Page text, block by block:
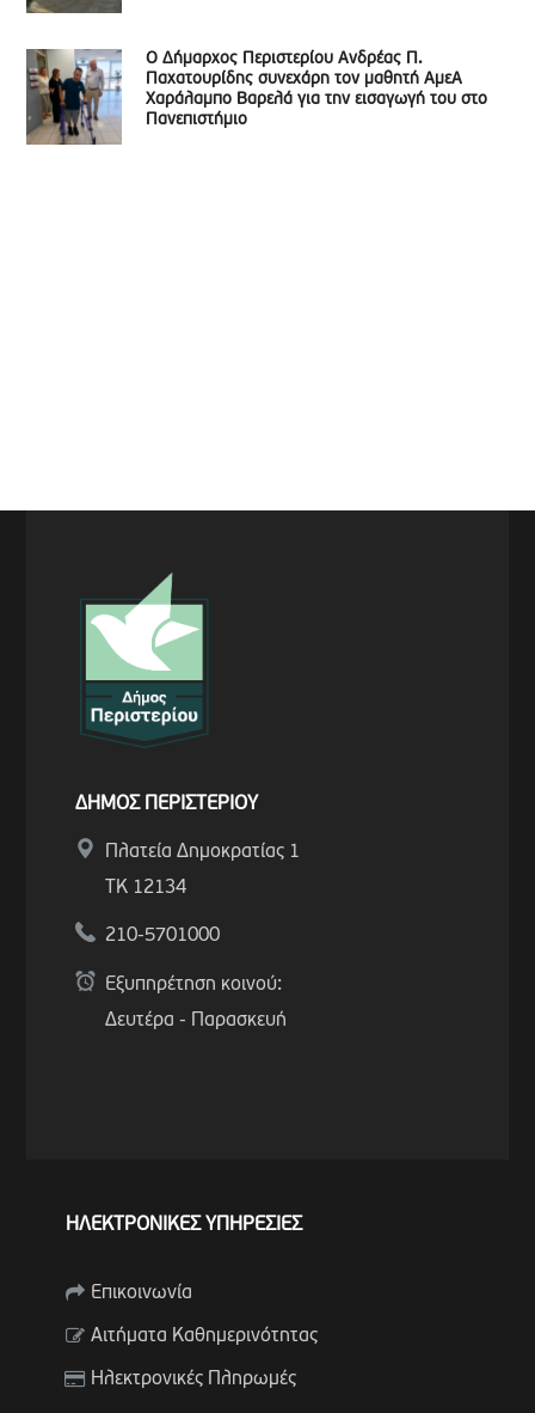
Ο Δήμαρχος Περιστερίου Ανδρέας Π.
Παχατουρίδης συνεχάρη τον μαθητή ΑμεΑ
Χαράλαμπο Βαρελά για την εισαγωγή του στο
Πανεπιστήμιο
ΔΗΜΟΣ ΠΕΡΙΣΤΕΡΙΟΥ
Πλατεία Δημοκρατίας 1
ΤΚ 12134
210-5701000
Εξυπηρέτηση κοινού:
Δευτέρα - Παρασκευή
ΗΛΕΚΤΡΟΝΙΚΕΣ ΥΠΗΡΕΣΙΕΣ
Επικοινωνία
Αιτήματα Καθημερινότητας
Ηλεκτρονικές Πληρωμές